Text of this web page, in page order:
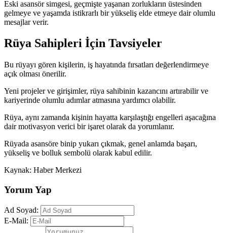
Eski asansör simgesi, geçmişte yaşanan zorlukların üstesinden
gelmeye ve yaşamda istikrarlı bir yükseliş elde etmeye dair olumlu
mesajlar verir.
Rüya Sahipleri İçin Tavsiyeler
Bu rüyayı gören kişilerin, iş hayatında fırsatları değerlendirmeye
açık olması önerilir.
Yeni projeler ve girişimler, rüya sahibinin kazancını artırabilir ve
kariyerinde olumlu adımlar atmasına yardımcı olabilir.
Rüya, aynı zamanda kişinin hayatta karşılaştığı engelleri aşacağına
dair motivasyon verici bir işaret olarak da yorumlanır.
Rüyada asansöre binip yukarı çıkmak, genel anlamda başarı,
yükseliş ve bolluk sembolü olarak kabul edilir.
Kaynak: Haber Merkezi
Yorum Yap
Ad Soyad:
E-Mail: